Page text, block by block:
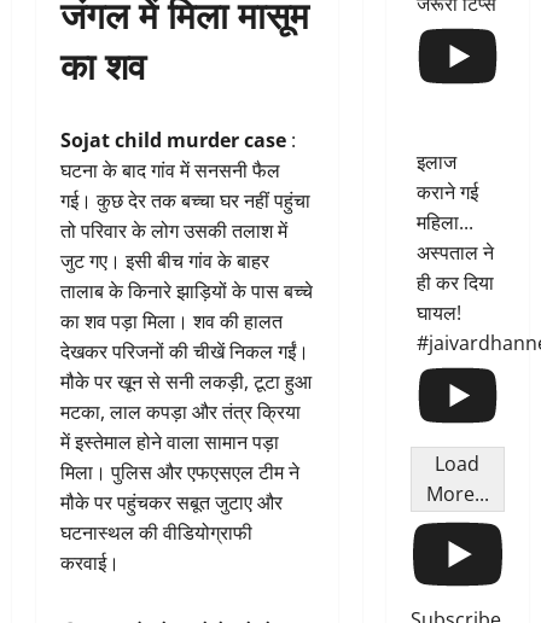
जंगल में मिला मासूम
का शव
Sojat child murder case :
घटना के बाद गांव में सनसनी फैल
गई। कुछ देर तक बच्चा घर नहीं पहुंचा
तो परिवार के लोग उसकी तलाश में
जुट गए। इसी बीच गांव के बाहर
तालाब के किनारे झाड़ियों के पास बच्चे
का शव पड़ा मिला। शव की हालत
देखकर परिजनों की चीखें निकल गईं।
मौके पर खून से सनी लकड़ी, टूटा हुआ
मटका, लाल कपड़ा और तंत्र क्रिया
में इस्तेमाल होने वाला सामान पड़ा
मिला। पुलिस और एफएसएल टीम ने
मौके पर पहुंचकर सबूत जुटाए और
घटनास्थल की वीडियोग्राफी
करवाई।
इलाज
कराने गई
महिला...
अस्पताल ने
ही कर दिया
घायल!
Load
More...